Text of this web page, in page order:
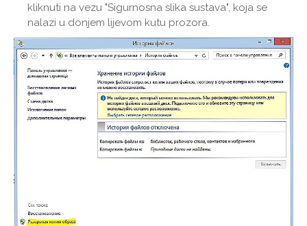
kliknuti na vezu "Sigurnosna slika sustava", koja se
nalazi u donjem lijevom kutu prozora.